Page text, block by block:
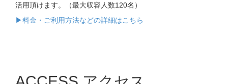
活用頂けます。（最大収容人数120名）
▶料金・ご利用方法などの詳細はこちら